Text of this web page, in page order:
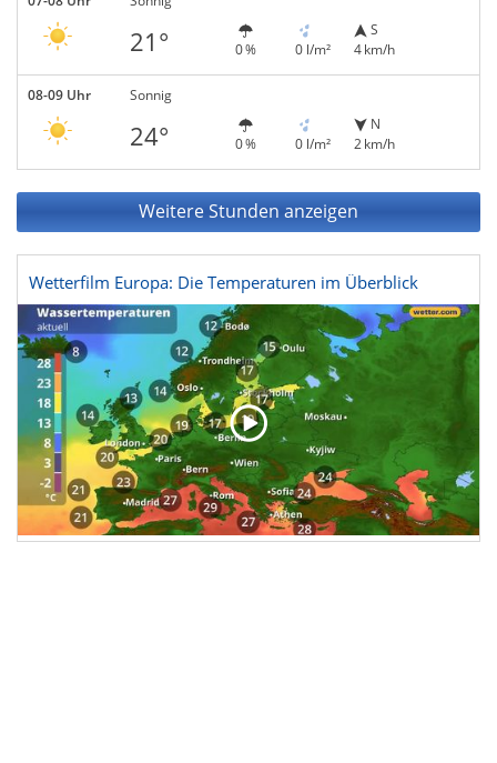
21° 0 % 0 l/m²
S
4 km/h
08-09 Uhr Sonnig
24° 0 % 0 l/m²
N
2 km/h
Weitere Stunden anzeigen
Wetterfilm Europa: Die Temperaturen im Überblick